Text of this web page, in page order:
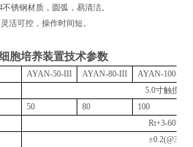
锈钢材质，圆弧，易清洁。
活可控，操作时间短。
胞培养装置技术参数
AYAN-50-III AYAN-80-III
AYAN-100-III
5.0寸触摸屏
50 80
100
Rt+3-60℃
±0.2(@37)